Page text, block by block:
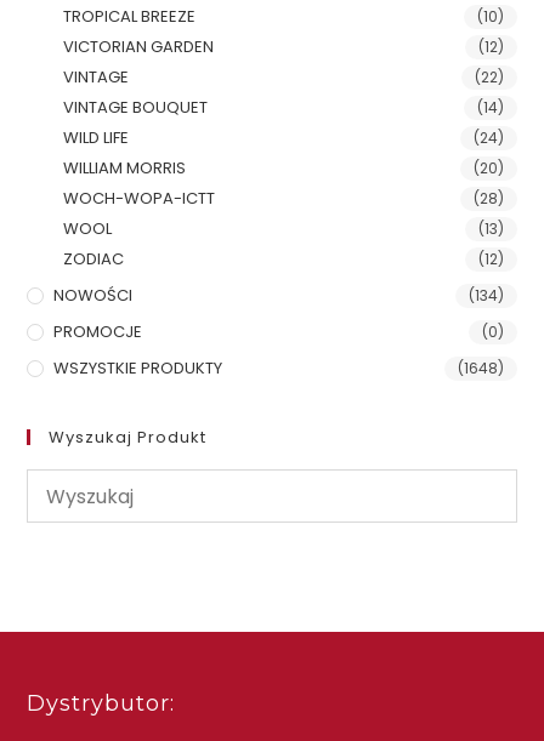
TROPICAL BREEZE (10)
VICTORIAN GARDEN (12)
VINTAGE (22)
VINTAGE BOUQUET (14)
WILD LIFE (24)
WILLIAM MORRIS (20)
WOCH-WOPA-ICTT (28)
WOOL (13)
ZODIAC (12)
NOWOŚCI (134)
PROMOCJE (0)
WSZYSTKIE PRODUKTY (1648)
Wyszukaj Produkt
Dystrybutor: